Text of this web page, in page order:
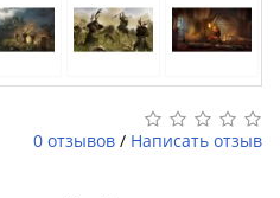
0 отзывов / Написать отзыв